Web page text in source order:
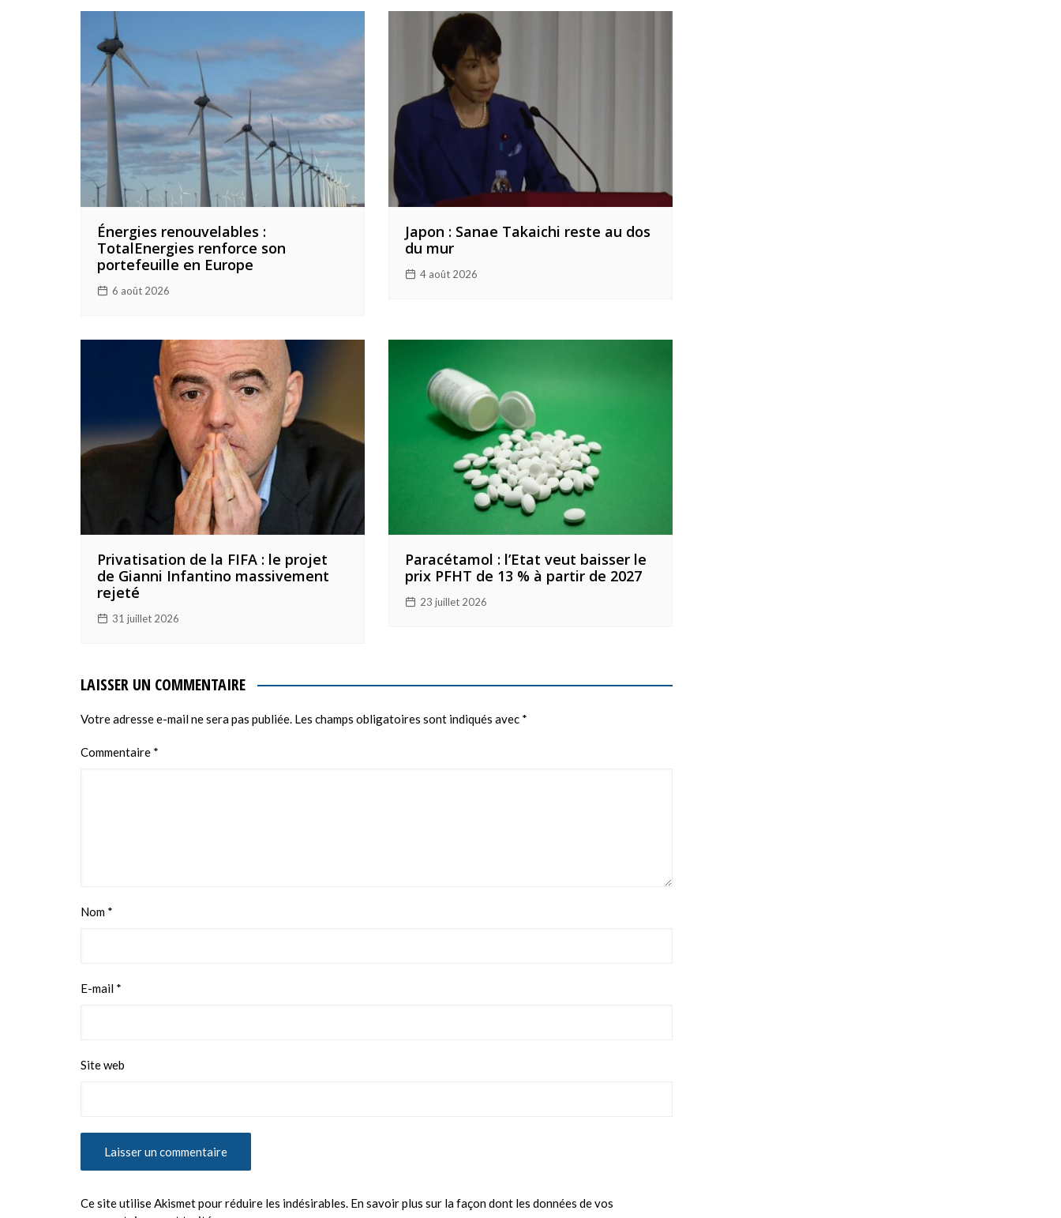
Énergies renouvelables :
TotalEnergies renforce son
portefeuille en Europe
6 août 2026
Japon : Sanae Takaichi reste au dos
du mur
4 août 2026
Privatisation de la FIFA : le projet
de Gianni Infantino massivement
rejeté
31 juillet 2026
Paracétamol : l’Etat veut baisser le
prix PFHT de 13 % à partir de 2027
23 juillet 2026
LAISSER UN COMMENTAIRE
Votre adresse e-mail ne sera pas publiée. Les champs obligatoires sont indiqués avec *
Commentaire *
Nom *
E-mail *
Site web
Ce site utilise Akismet pour réduire les indésirables. En savoir plus sur la façon dont les données de vos